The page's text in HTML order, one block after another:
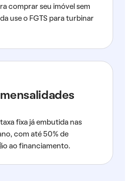
comprar seu imóvel sem
use o FGTS para turbinar
fixa já embutida nas
com até 50% de
ao financiamento.